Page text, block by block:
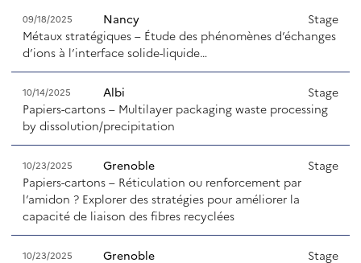
09/18/2025
Métaux stratégiques – Étude des phénomènes d’échanges
d’ions à l’interface solide-liquide…
Stage
Nancy
10/14/2025
Papiers-cartons – Multilayer packaging waste processing
by dissolution/precipitation
Stage
Albi
10/23/2025
Papiers-cartons – Réticulation ou renforcement par
l’amidon ? Explorer des stratégies pour améliorer la
capacité de liaison des fibres recyclées
Stage
Grenoble
10/23/2025 Stage
Grenoble